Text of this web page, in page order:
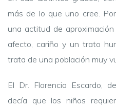
más de lo que uno cree.
una actitud de
afecto, cariño y un trato
trata de una población muy
El Dr. Florencio Escardo,
decía que los niños